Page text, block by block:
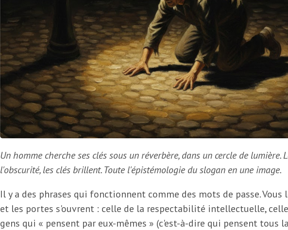
Un homme cherche ses clés sous un réverbère, dans un cercle de lumière.
l'obscurité, les clés brillent. Toute l'épistémologie du slogan en une image.
Il y a des phrases qui fonctionnent comme des mots de passe. Vous
et les portes s'ouvrent : celle de la respectabilité intellectuelle,
gens qui « pensent par eux-mêmes » (c'est-à-dire qui pensent tous